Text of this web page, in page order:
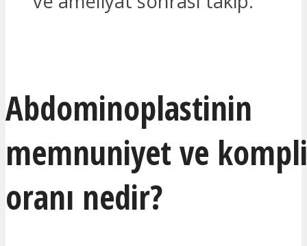
Abdominoplastinin
memnuniyet ve
oranı nedir?